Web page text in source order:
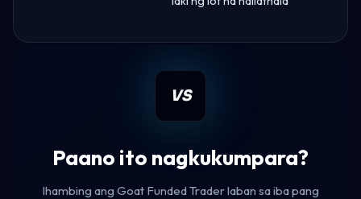
VS
Paano ito nagkukumpara?
Ihambing ang Goat Funded Trader laban sa iba pang